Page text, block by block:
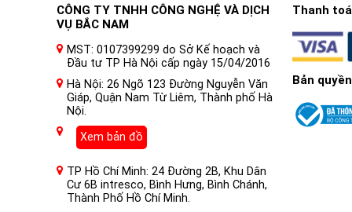
I. Nội thất xe ô tô là gì ?
Nội thất ô tô là phần bên trong của chiếc xe, bao
CÔNG TY TNHH CÔNG NGHỆ VÀ DỊCH
VỤ BẮC NAM
MST: 0107399299 do Sở Kế hoạch và
Đầu tư TP Hà Nội cấp ngày 15/04/2016
Hà Nội: 26 Ngõ 123 Đường Nguyễn Văn
Giáp, Quận Nam Từ Liêm, Thành phố Hà
Nội.
Xem bản đồ
TP Hồ Chí Minh: 24 Đường 2B, Khu Dân
Cư 6B intresco, Bình Hưng, Bình Chánh,
Thành Phố Hồ Chí Minh.
Thanh
Bản